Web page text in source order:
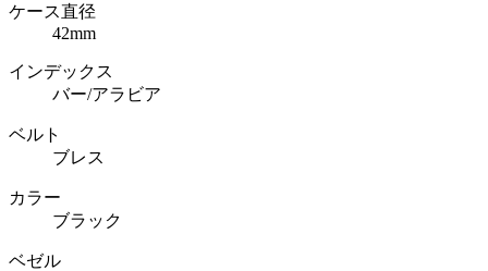
ケース直径
42mm
インデックス
バー/アラビア
ベルト
ブレス
カラー
ブラック
ベゼル